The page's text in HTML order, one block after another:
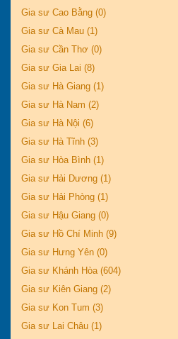
Gia sư Cao Bằng (0)
Gia sư Cà Mau (1)
Gia sư Cần Thơ (0)
Gia sư Gia Lai (8)
Gia sư Hà Giang (1)
Gia sư Hà Nam (2)
Gia sư Hà Nội (6)
Gia sư Hà Tĩnh (3)
Gia sư Hòa Bình (1)
Gia sư Hải Dương (1)
Gia sư Hải Phòng (1)
Gia sư Hậu Giang (0)
Gia sư Hồ Chí Minh (9)
Gia sư Hưng Yên (0)
Gia sư Khánh Hòa (604)
Gia sư Kiên Giang (2)
Gia sư Kon Tum (3)
Gia sư Lai Châu (1)